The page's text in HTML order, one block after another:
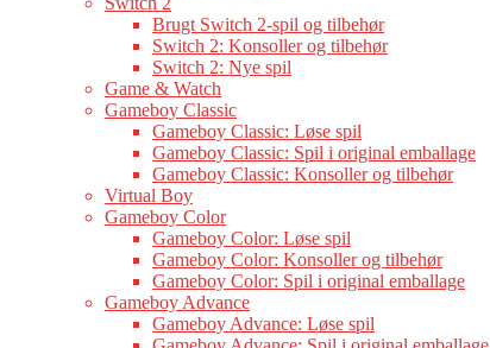
Brugt Switch 2-spil og tilbehør
Switch 2: Konsoller og tilbehør
Switch 2: Nye spil
Game & Watch
Gameboy Classic
Gameboy Classic: Løse spil
Gameboy Classic: Spil i original emballage
Gameboy Classic: Konsoller og tilbehør
Virtual Boy
Gameboy Color
Gameboy Color: Løse spil
Gameboy Color: Konsoller og tilbehør
Gameboy Color: Spil i original emballage
Gameboy Advance
Gameboy Advance: Løse spil